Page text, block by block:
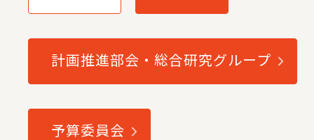
計画推進部会・総合研究グループ
予算委員会